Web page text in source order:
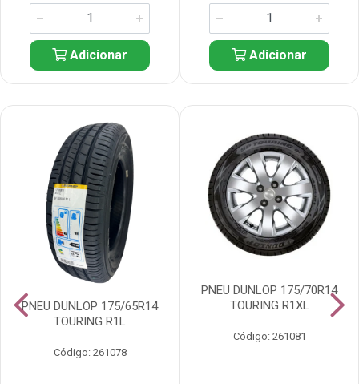
Adicionar Adicionar
PNEU DUNLOP 175/65R14
TOURING R1L
Código: 261078
PNEU DUNLOP 175/70R14
TOURING R1XL
Código: 261081